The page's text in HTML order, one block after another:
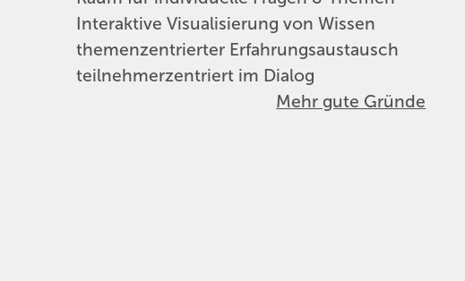
Interaktive Visualisierung von Wissen
themenzentrierter Erfahrungsaustausch
teilnehmerzentriert im Dialog
Mehr gute Gründe